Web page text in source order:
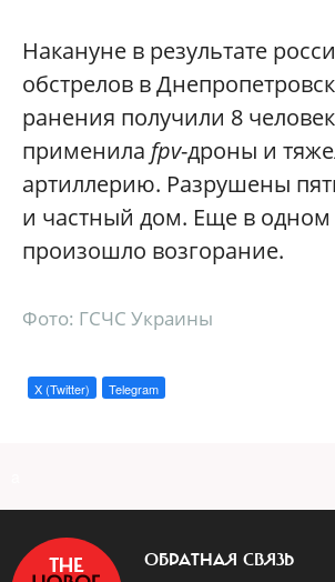
Накануне в результате
обстрелов в
ранения получили 8
применила fpv-дроны и
артиллерию. Разрушены
и частный дом. Еще в
произошло возгорание.
Фото: ГСЧС Украины
X (Twitter) Telegram
ОБРАТНАЯ СВЯЗЬ